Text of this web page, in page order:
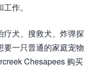
作。
犬、搜救犬、炸弹探
一只普通的家庭宠物
Chesapees 购买